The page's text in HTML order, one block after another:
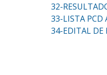
32-
33-LISTA PCD
34-EDITAL DE